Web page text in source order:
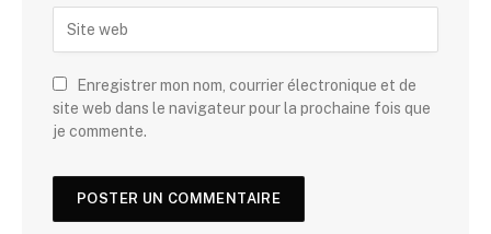
Enregistrer mon nom, courrier électronique et de
site web dans le navigateur pour la prochaine fois que
je commente.